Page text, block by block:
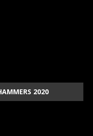
2020